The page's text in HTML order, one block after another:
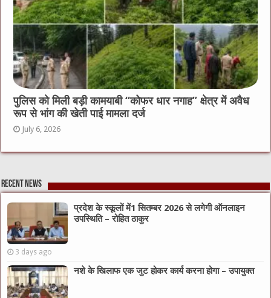
पुलिस को मिली बड़ी कामयाबी “कोफर धार नगाह” क्षेत्र में अवैध
रूप से भांग की खेती पाई मामला दर्ज
July 6, 2026
Recent News
प्रदेश के स्कूलों में1 सितम्बर 2026 से लगेगी ऑनलाइन
उपस्थिति – रोहित ठाकुर
3 days ago
नशे के खिलाफ एक जुट होकर कार्य करना होगा – उपायुक्त